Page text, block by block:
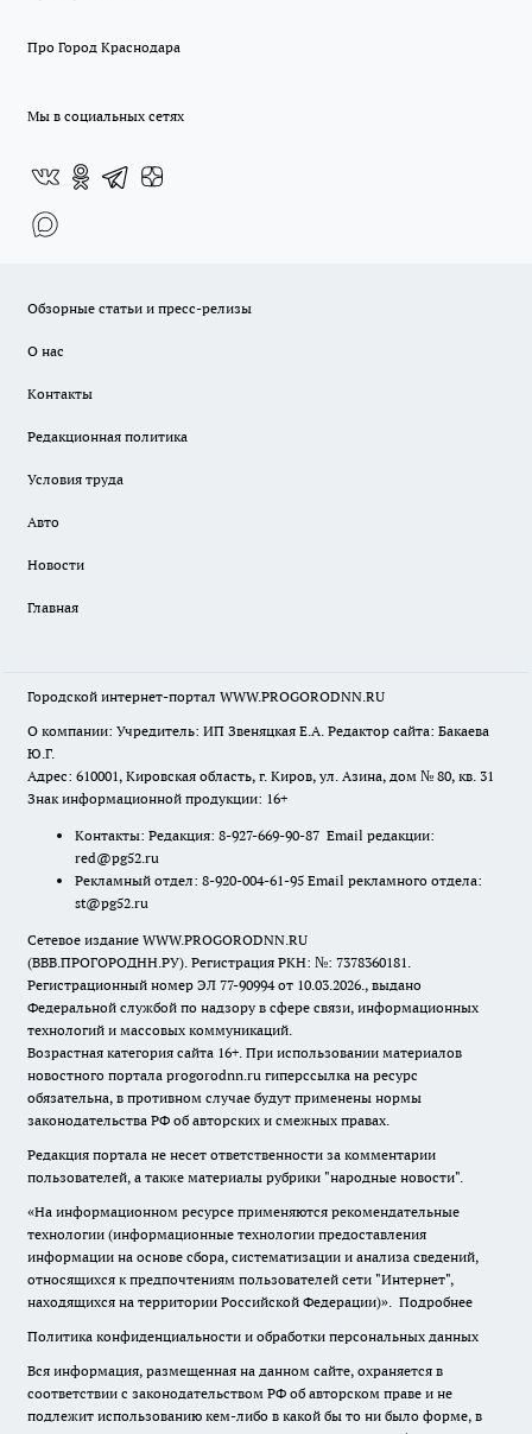
Про Город Краснодара
Мы в социальных сетях
Обзорные статьи и пресс-релизы
О нас
Контакты
Редакционная политика
Условия труда
Авто
Новости
Главная
Городской интернет-портал WWW.PROGORODNN.RU
О компании: Учредитель: ИП Звеняцкая Е.А. Редактор сайта: Бакаева
Ю.Г.
Адрес: 610001, Кировская область, г. Киров, ул. Азина, дом № 80, кв. 31
Знак информационной продукции: 16+
Контакты: Редакция: 8-927-669-90-87 Email редакции:
red@pg52.ru
Рекламный отдел: 8-920-004-61-95 Email рекламного отдела:
st@pg52.ru
Сетевое издание WWW.PROGORODNN.RU
(ВВВ.ПРОГОРОДНН.РУ). Регистрация РКН: №: 7378360181.
Регистрационный номер ЭЛ 77-90994 от 10.03.2026., выдано
Федеральной службой по надзору в сфере связи, информационных
технологий и массовых коммуникаций.
Возрастная категория сайта 16+. При использовании материалов
новостного портала progorodnn.ru гиперссылка на ресурс
обязательна, в противном случае будут применены нормы
законодательства РФ об авторских и смежных правах.
Редакция портала не несет ответственности за комментарии
пользователей, а также материалы рубрики "народные новости".
«На информационном ресурсе применяются рекомендательные
технологии (информационные технологии предоставления
информации на основе сбора, систематизации и анализа сведений,
относящихся к предпочтениям пользователей сети "Интернет",
находящихся на территории Российской Федерации)». Подробнее
Политика конфиденциальности и обработки персональных данных
Вся информация, размещенная на данном сайте, охраняется в
соответствии с законодательством РФ об авторском праве и не
подлежит использованию кем-либо в какой бы то ни было форме, в